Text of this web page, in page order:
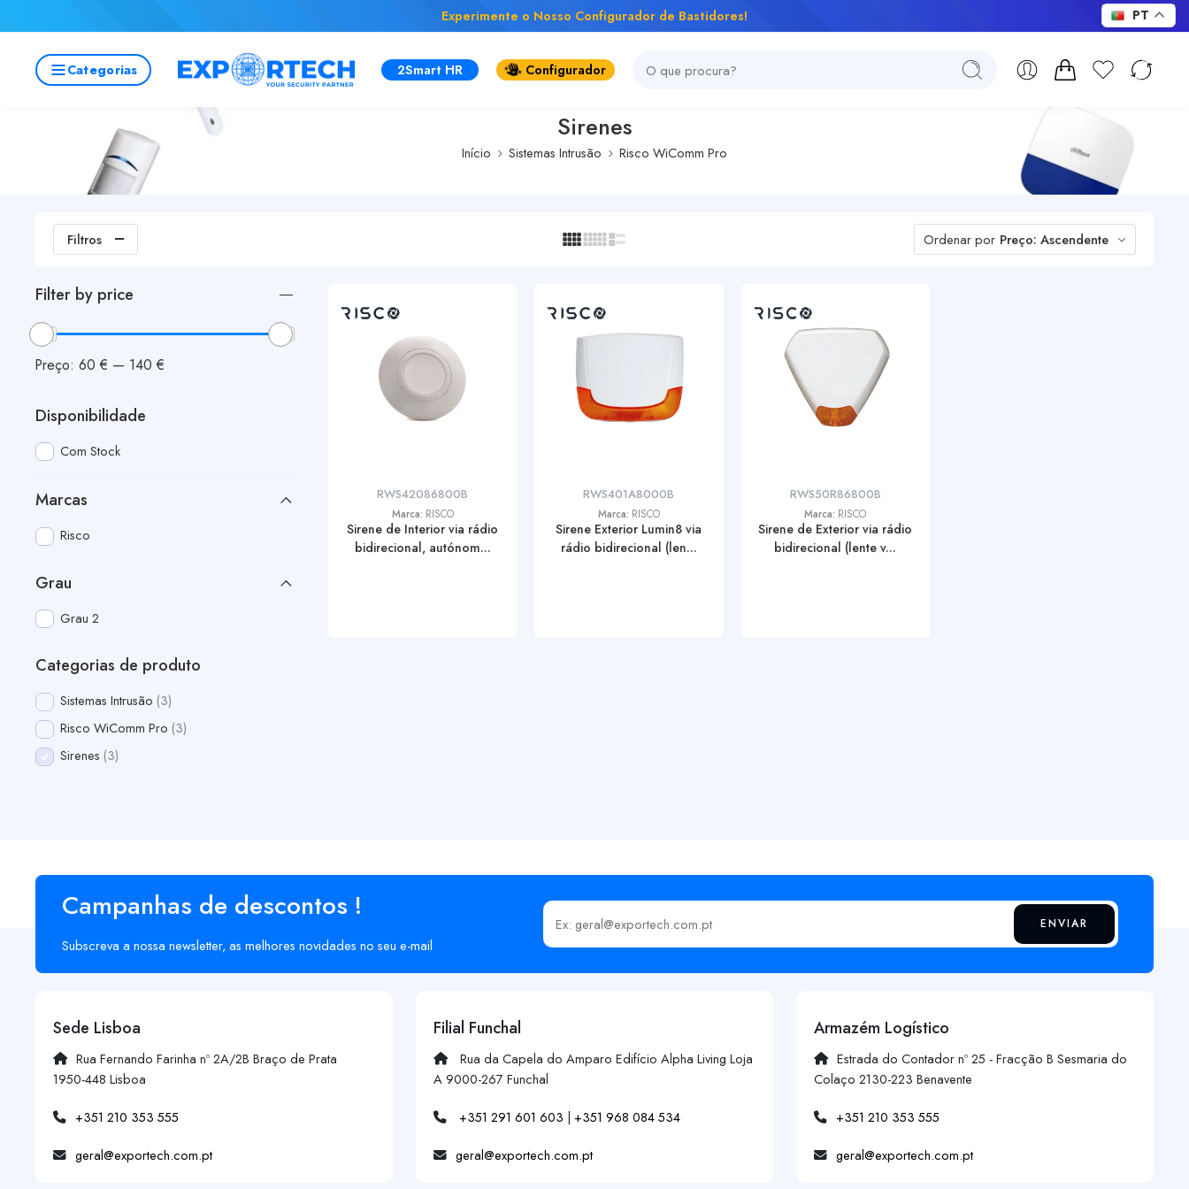
Experimente o Nosso Configurador de Bastidores!Novos produtos Firetec - Controle total na Prevenção de incendios!
Categorias 2Smart HR Configurador
Sirenes
Início Sistemas Intrusão Risco WiComm Pro
Filtros Ordenar por Preço: Ascendente
RWS42086800B
Marca: RISCO
Sirene de Interior via rádio
bidirecional, autónom...
RWS401A8000B
Marca: RISCO
Sirene Exterior Lumin8 via
rádio bidirecional (len...
RWS50R86800B
Marca: RISCO
Sirene de Exterior via rádio
bidirecional (lente v...
Filter by price
Preço: 60 € — 140 €
Disponibilidade
Com Stock
Marcas
Risco
Grau
Grau 2
Categorias de produto
Sistemas Intrusão 3
Risco WiComm Pro 3
Sirenes 3
Campanhas de descontos !
Subscreva a nossa newsletter, as melhores novidades no seu e-mail
Insira o seu email ENVIAR
Sede Lisboa
Rua Fernando Farinha nº 2A/2B Braço de Prata
1950-448 Lisboa
+351 210 353 555
geral@exportech.com.pt
Filial Funchal
Rua da Capela do Amparo Edifício Alpha Living Loja
A 9000-267 Funchal
+351 291 601 603 | +351 968 084 534
geral@exportech.com.pt
Armazém Logístico
Estrada do Contador nº 25 - Fracção B Sesmaria do
Colaço 2130-223 Benavente
+351 210 353 555
geral@exportech.com.pt
PT